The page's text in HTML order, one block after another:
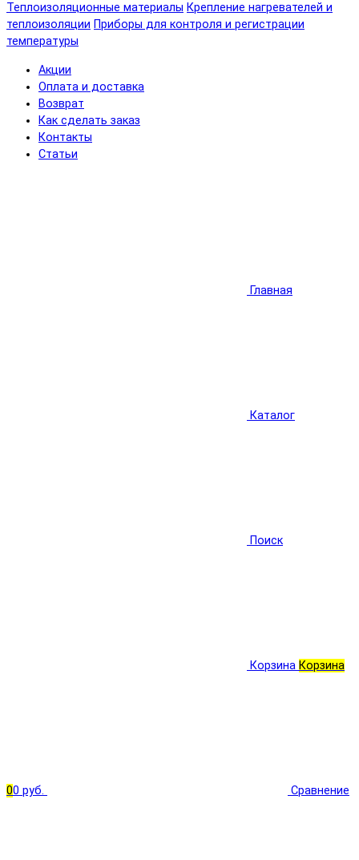
Теплоизоляционные материалы Крепление нагревателей и
теплоизоляции Приборы для контроля и регистрации
температуры
Акции
Оплата и доставка
Возврат
Как сделать заказ
Контакты
Статьи
Главная
Каталог
Поиск
Корзина Корзина
00 руб. Сравнение